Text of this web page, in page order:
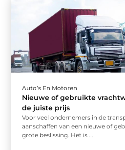
Auto’s En Motoren
Nieuwe of gebruikte
de juiste prijs
Voor veel ondernemers in de
aanschaffen van een nieuwe of
grote beslissing. Het is ...